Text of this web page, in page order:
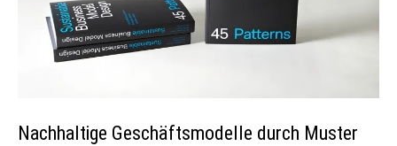
Nachhaltige Geschäftsmodelle durch Muster